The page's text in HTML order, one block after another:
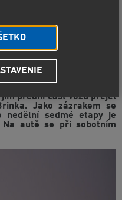
přední část vozu přejel
Jako zázrakem se
nedělní sedmé etapy je
Na autě se při sobotním